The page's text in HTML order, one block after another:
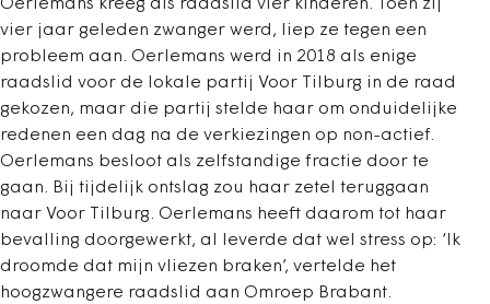
Oerlemans kreeg als raadslid vier kinderen. Toen zij
vier jaar geleden zwanger werd, liep ze tegen een
probleem aan. Oerlemans werd in 2018 als enige
raadslid voor de lokale partij Voor Tilburg in de raad
gekozen, maar die partij stelde haar om onduidelijke
redenen een dag na de verkiezingen op non-actief.
Oerlemans besloot als zelfstandige fractie door te
gaan. Bij tijdelijk ontslag zou haar zetel teruggaan
naar Voor Tilburg. Oerlemans heeft daarom tot haar
bevalling doorgewerkt, al leverde dat wel stress op: ‘Ik
droomde dat mijn vliezen braken’, vertelde het
hoogzwangere raadslid aan Omroep Brabant.